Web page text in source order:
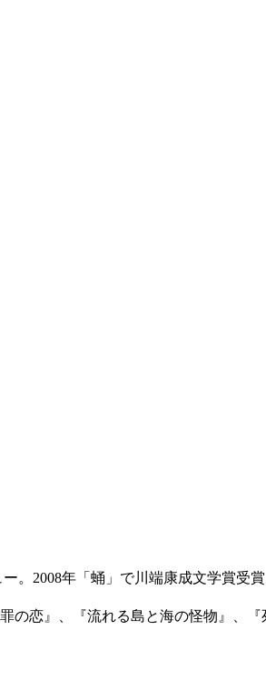
2008年「蛹」で川端康成文学賞受
恋』、『流れる島と海の怪物』、